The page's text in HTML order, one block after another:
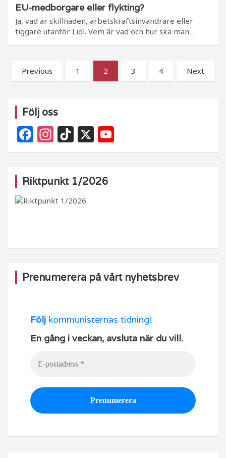
EU-medborgare eller flykting?
Ja, vad är skillnaden, arbetskraftsinvandrare eller
tiggare utanför Lidl. Vem är vad och hur ska man…
Sidnumrering
för
Previous 1 2 3 4 Next
Följ oss
F
a
e
b
k
In
st
g
ra
Ti
k
o
k
X
o
Riktpunkt 1/2026
Prenumerera på vårt nyhetsbrev
Följ kommunisternas tidning!
En gång i veckan, avsluta när du vill.